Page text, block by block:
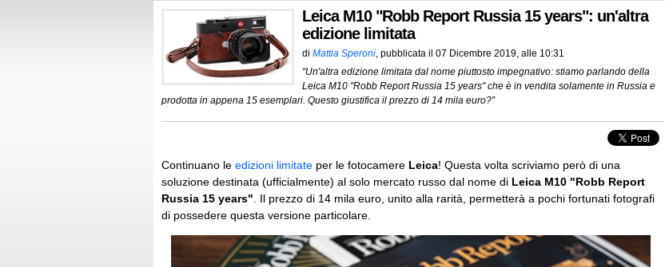
Leica M10 "Robb Report Russia 15 years": un'altra
edizione limitata
di Mattia Speroni, pubblicata il 07 Dicembre 2019, alle 10:31
“Un'altra edizione limitata dal nome piuttosto impegnativo: stiamo parlando della
Leica M10 "Robb Report Russia 15 years" che è in vendita solamente in Russia e
prodotta in appena 15 esemplari. Questo giustifica il prezzo di 14 mila euro?”
Continuano le edizioni limitate per le fotocamere Leica! Questa volta scriviamo però di una
soluzione destinata (ufficialmente) al solo mercato russo dal nome di Leica M10 "Robb Report
Russia 15 years" . Il prezzo di 14 mila euro, unito alla rarità, permetterà a pochi fortunati fotografi
di possedere questa versione particolare.